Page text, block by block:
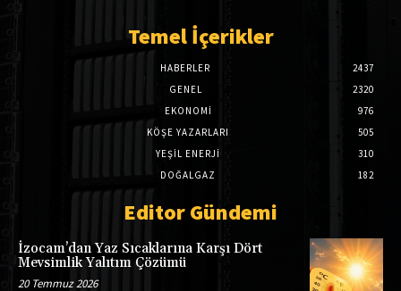
Temel İçerikler
HABERLER
2437
GENEL
2320
EKONOMI
976
KÖŞE YAZARLARI
505
YEŞİL ENERJİ
310
DOĞALGAZ
182
Editor Gündemi
İzocam’dan Yaz Sıcaklarına Karşı Dört
Mevsimlik Yalıtım Çözümü
20 Temmuz 2026